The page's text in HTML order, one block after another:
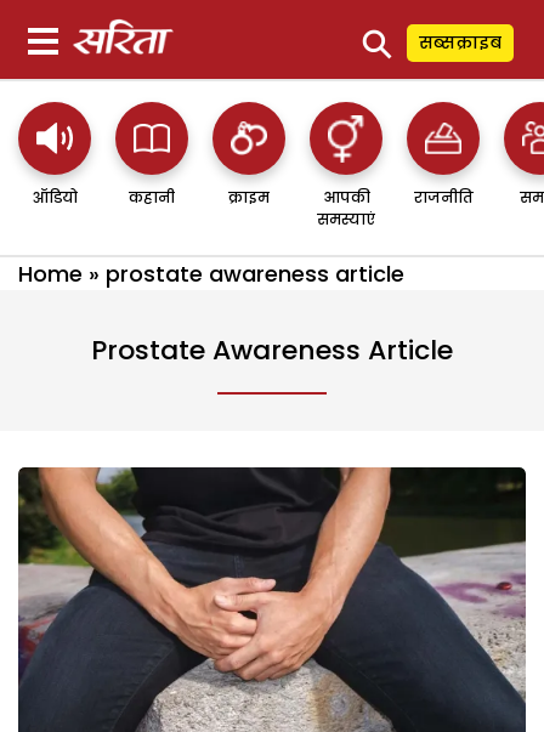
⚲ सब्सक्राइब
ऑडियो कहानी क्राइम
आपकी
समस्याएं
राजनीति
Home » prostate awareness article
Prostate Awareness Article